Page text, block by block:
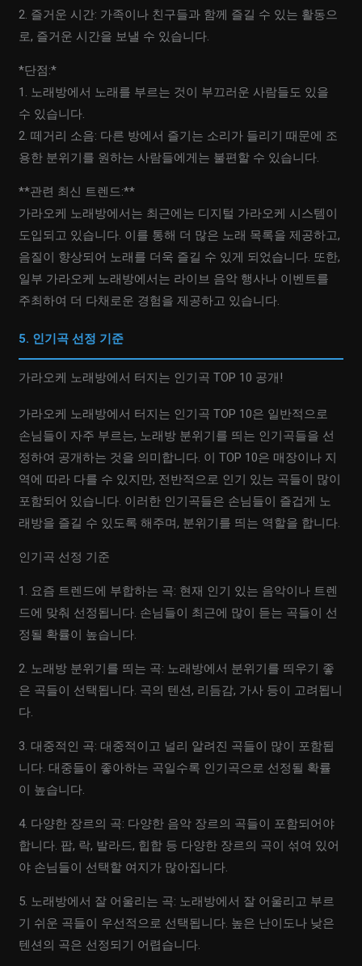
2. 즐거운 시간: 가족이나 친구들과 함께 즐길 수 있는 활동으
로, 즐거운 시간을 보낼 수 있습니다.
*단점:*
1. 노래방에서 노래를 부르는 것이 부끄러운 사람들도 있을
수 있습니다.
2. 떼거리 소음: 다른 방에서 즐기는 소리가 들리기 때문에 조
용한 분위기를 원하는 사람들에게는 불편할 수 있습니다.
**관련 최신 트렌드:**
가라오케 노래방에서는 최근에는 디지털 가라오케 시스템이
도입되고 있습니다. 이를 통해 더 많은 노래 목록을 제공하고,
음질이 향상되어 노래를 더욱 즐길 수 있게 되었습니다. 또한,
일부 가라오케 노래방에서는 라이브 음악 행사나 이벤트를
주최하여 더 다채로운 경험을 제공하고 있습니다.
5. 인기곡 선정 기준
가라오케 노래방에서 터지는 인기곡 TOP 10 공개!
가라오케 노래방에서 터지는 인기곡 TOP 10은 일반적으로
손님들이 자주 부르는, 노래방 분위기를 띄는 인기곡들을 선
정하여 공개하는 것을 의미합니다. 이 TOP 10은 매장이나 지
역에 따라 다를 수 있지만, 전반적으로 인기 있는 곡들이 많이
포함되어 있습니다. 이러한 인기곡들은 손님들이 즐겁게 노
래방을 즐길 수 있도록 해주며, 분위기를 띄는 역할을 합니다.
인기곡 선정 기준
1. 요즘 트렌드에 부합하는 곡: 현재 인기 있는 음악이나 트렌
드에 맞춰 선정됩니다. 손님들이 최근에 많이 듣는 곡들이 선
정될 확률이 높습니다.
2. 노래방 분위기를 띄는 곡: 노래방에서 분위기를 띄우기 좋
은 곡들이 선택됩니다. 곡의 텐션, 리듬감, 가사 등이 고려됩니
다.
3. 대중적인 곡: 대중적이고 널리 알려진 곡들이 많이 포함됩
니다. 대중들이 좋아하는 곡일수록 인기곡으로 선정될 확률
이 높습니다.
4. 다양한 장르의 곡: 다양한 음악 장르의 곡들이 포함되어야
합니다. 팝, 락, 발라드, 힙합 등 다양한 장르의 곡이 섞여 있어
야 손님들이 선택할 여지가 많아집니다.
5. 노래방에서 잘 어울리는 곡: 노래방에서 잘 어울리고 부르
기 쉬운 곡들이 우선적으로 선택됩니다. 높은 난이도나 낮은
텐션의 곡은 선정되기 어렵습니다.